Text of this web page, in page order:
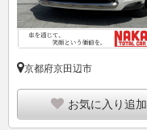
京都府京田辺市
お気に入り追加